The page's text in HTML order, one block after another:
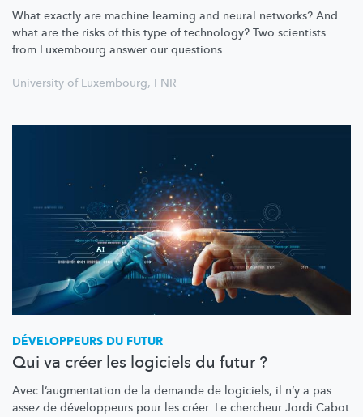
What exactly are machine learning and neural networks? And
what are the risks of this type of technology? Two scientists
from Luxembourg answer our questions.
University of Luxembourg, FNR
DÉVELOPPEURS DU FUTUR
Qui va créer les logiciels du futur ?
Avec l’augmentation de la demande de logiciels, il n’y a pas
assez de développeurs pour les créer. Le chercheur Jordi Cabot